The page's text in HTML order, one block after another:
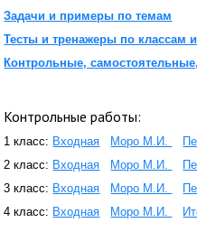
Задачи и примеры по темам
Тесты и тренажеры по классам
Контрольные,
Контрольные работы:
1 класс: Входная Моро М.И.
2 класс: Входная Моро М.И.
3 класс: Входная Моро М.И.
4 класс: Входная Моро М.И.